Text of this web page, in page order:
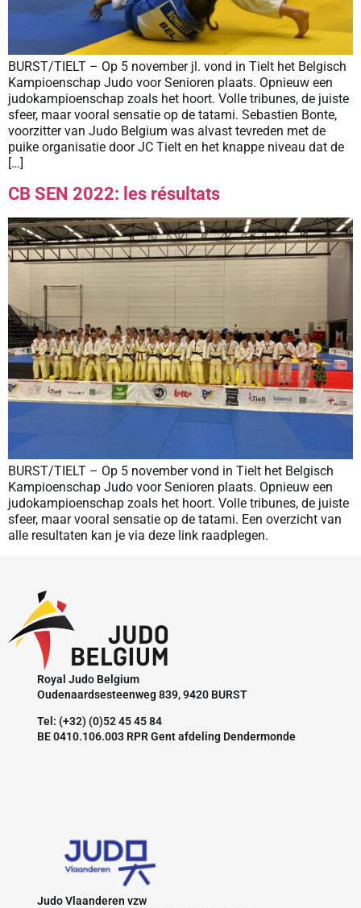
BURST/TIELT – Op 5 november jl. vond in Tielt het Belgisch
Kampioenschap Judo voor Senioren plaats. Opnieuw een
judokampioenschap zoals het hoort. Volle tribunes, de juiste
sfeer, maar vooral sensatie op de tatami. Sebastien Bonte,
voorzitter van Judo Belgium was alvast tevreden met de
puike organisatie door JC Tielt en het knappe niveau dat de
[…]
CB SEN 2022: les résultats
BURST/TIELT – Op 5 november vond in Tielt het Belgisch
Kampioenschap Judo voor Senioren plaats. Opnieuw een
judokampioenschap zoals het hoort. Volle tribunes, de juiste
sfeer, maar vooral sensatie op de tatami. Een overzicht van
alle resultaten kan je via deze link raadplegen.
Royal Judo Belgium
Oudenaardsesteenweg 839, 9420 BURST
Tel: (+32) (0)52 45 45 84
BE 0410.106.003 RPR Gent afdeling Dendermonde
Judo Vlaanderen vzw